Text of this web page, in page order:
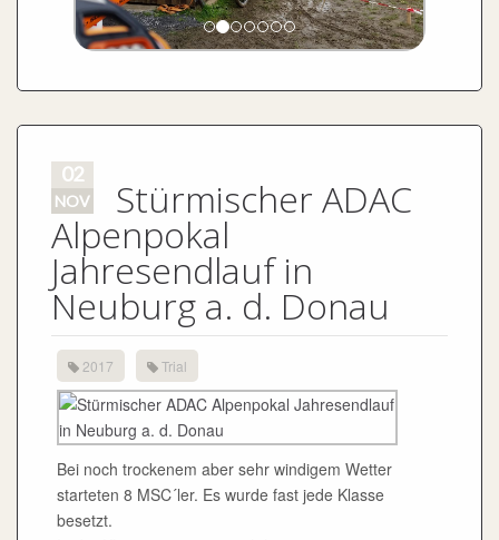
02
NOV Stürmischer ADAC
Alpenpokal
Jahresendlauf in
Neuburg a. d. Donau
2017 Trial
Bei noch trockenem aber sehr windigem Wetter
starteten 8 MSC´ler. Es wurde fast jede Klasse
besetzt.